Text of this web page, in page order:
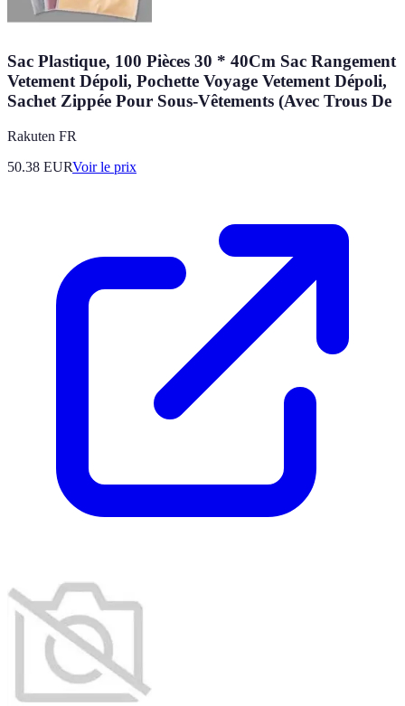
Sac Plastique, 100 Pièces 30 * 40Cm Sac Rangement
Vetement Dépoli, Pochette Voyage Vetement Dépoli,
Sachet Zippée Pour Sous-Vêtements (Avec Trous De
Rakuten FR
50.38 EURVoir le prix